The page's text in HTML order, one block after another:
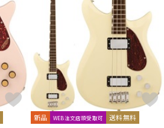
楽器アクセサリ
ヴィンテージ
新品 WEB注文店頭受取可 送料無料